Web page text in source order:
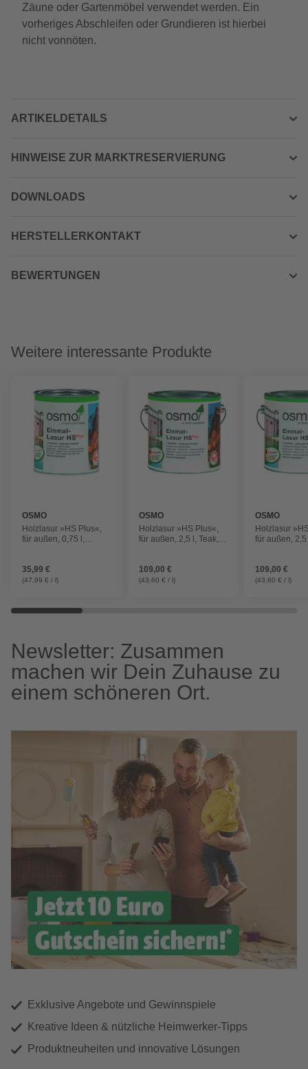
Zäune oder Gartenmöbel verwendet werden. Ein
vorheriges Abschleifen oder Grundieren ist hierbei
nicht vonnöten.
ARTIKELDETAILS
HINWEISE ZUR MARKTRESERVIERUNG
DOWNLOADS
HERSTELLERKONTAKT
BEWERTUNGEN
Weitere interessante Produkte
OSMO
Holzlasur »HS Plus«,
für außen, 0,75 l,
35,99 €
(47,99 € / l)
OSMO
Holzlasur »HS Plus«,
für außen, 2,5 l, Teak,
109,00 €
(43,60 € / l)
OSMO
Holzlasur
für außen, 2,5
109,00 €
(43,60 € / l)
Newsletter: Zusammen
machen wir Dein Zuhause zu
einem schöneren Ort.
Exklusive Angebote und Gewinnspiele
Kreative Ideen & nützliche Heimwerker-Tipps
Produktneuheiten und innovative Lösungen